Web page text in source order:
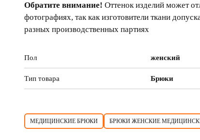
Обратите внимание! Оттенок изделий может
фотографиях, так как изготовители ткани
разных производственных партиях
Пол женский
Тип товара Брюки
МЕДИЦИНСКИЕ БРЮКИ БРЮКИ ЖЕНСКИЕ